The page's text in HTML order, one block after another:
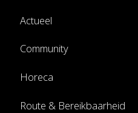
Actueel
Community
Horeca
Route & Bereikbaarheid